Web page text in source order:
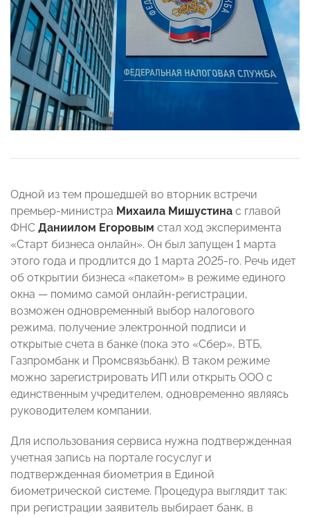
Одной из тем прошедшей во вторник встречи
премьер-министра Михаила Мишустина с главой
ФНС Даниилом Егоровым стал ход эксперимента
«Старт бизнеса онлайн». Он был запущен 1 марта
этого года и продлится до 1 марта 2025-го. Речь идет
об открытии бизнеса «пакетом» в режиме единого
окна — помимо самой онлайн-регистрации,
возможен одновременный выбор налогового
режима, получение электронной подписи и
открытые счета в банке (пока это «Сбер», ВТБ,
Газпромбанк и Промсвязьбанк). В таком режиме
можно зарегистрировать ИП или открыть ООО с
единственным учредителем, одновременно являясь
руководителем компании.
Для использования сервиса нужна подтвержденная
учетная запись на портале госуслуг и
подтвержденная биометрия в Единой
биометрической системе. Процедура выглядит так:
при регистрации заявитель выбирает банк, в